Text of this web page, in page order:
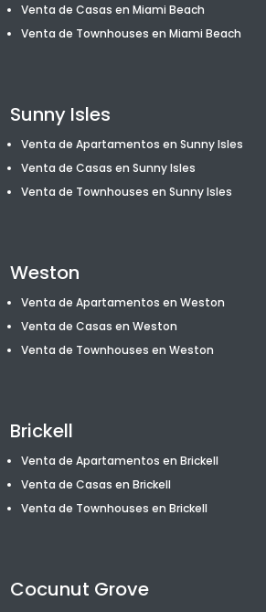
Venta de Casas en Miami Beach
Venta de Townhouses en Miami Beach
Sunny Isles
Venta de Apartamentos en Sunny Isles
Venta de Casas en Sunny Isles
Venta de Townhouses en Sunny Isles
Weston
Venta de Apartamentos en Weston
Venta de Casas en Weston
Venta de Townhouses en Weston
Brickell
Venta de Apartamentos en Brickell
Venta de Casas en Brickell
Venta de Townhouses en Brickell
Cocunut Grove